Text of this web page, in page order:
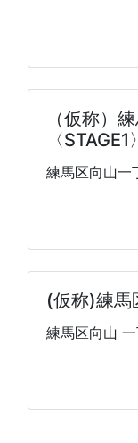
（仮称）
〈STAGE1〉
練馬区向山一
(仮称)練馬
練馬区向山